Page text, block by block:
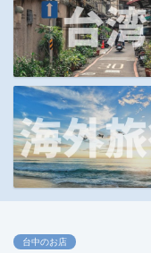
台中のお店